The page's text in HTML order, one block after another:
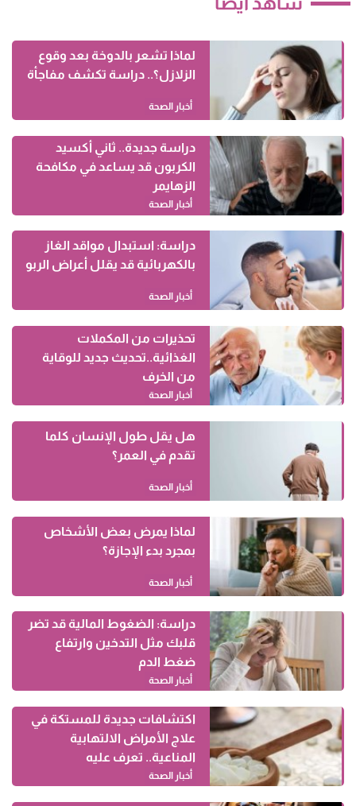
لماذا تشعر بالدوخة بعد وقوع
الزلازل؟.. دراسة تكشف مفاجأة
أخبار الصحة
دراسة جديدة.. ثاني أكسيد
الكربون قد يساعد في مكافحة
الزهايمر
أخبار الصحة
دراسة: استبدال مواقد الغاز
بالكهربائية قد يقلل أعراض الربو
أخبار الصحة
تحذيرات من المكملات
الغذائية..تحديث جديد للوقاية
من الخرف
أخبار الصحة
هل يقل طول الإنسان كلما
تقدم في العمر؟
أخبار الصحة
لماذا يمرض بعض الأشخاص
بمجرد بدء الإجازة؟
أخبار الصحة
دراسة: الضغوط المالية قد تضر
قلبك مثل التدخين وارتفاع
ضغط الدم
أخبار الصحة
اكتشافات جديدة للمستكة في
علاج الأمراض الالتهابية
المناعية.. تعرف عليه
أخبار الصحة